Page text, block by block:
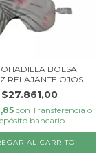
BOLSA
RELAJANTE OJOS...
$27.861,00
con Transferencia o
bancario